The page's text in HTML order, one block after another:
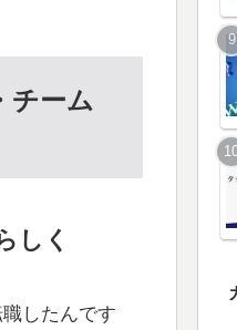
チーム
しく
したんです